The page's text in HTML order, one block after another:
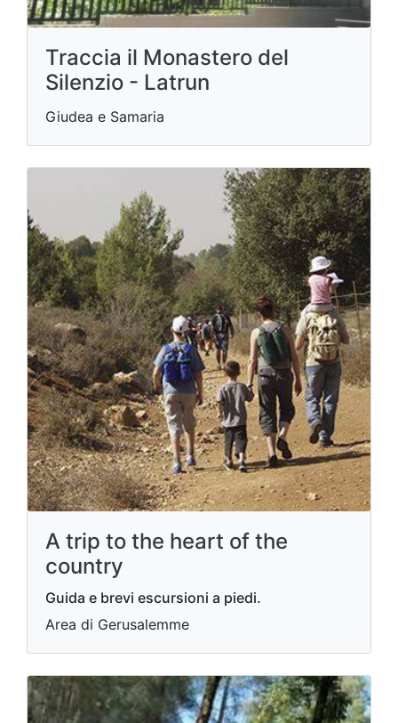
Traccia il Monastero del
Silenzio - Latrun
Giudea e Samaria
A trip to the heart of the
country
Guida e brevi escursioni a piedi.
Area di Gerusalemme